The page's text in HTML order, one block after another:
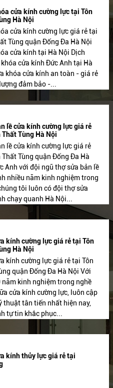
cửa kính cường lực tại Tôn
Hà Nội
cửa kính cường lực giá rẻ tại
Tùng quận Đống Đa Hà Nội
cửa kính tại Hà Nội Dịch
cửa kính Đức Anh tại Hà
khóa cửa kính an toàn - giá rẻ
đảm bảo -...
lề cửa kính cường lực giá rẻ
Thất Tùng Hà Nội
lề cửa kính cường lực giá rẻ
Thất Tùng quận Đống Đa Hà
Anh với đội ngũ thợ sửa bản lề
nhiều năm kinh nghiệm trong
tôi luôn có đội thợ sửa
chạy quanh Hà Nội...
kính cường lực giá rẻ tại Tôn
Hà Nội
kính cường lực giá rẻ tại Tôn
quận Đống Đa Hà Nội Với
năm kinh nghiệm trong nghề
cửa kính cường lực, luôn cập
thuật tân tiến nhất hiện nay,
tự tin khắc phục...
kính thủy lực giá rẻ tại